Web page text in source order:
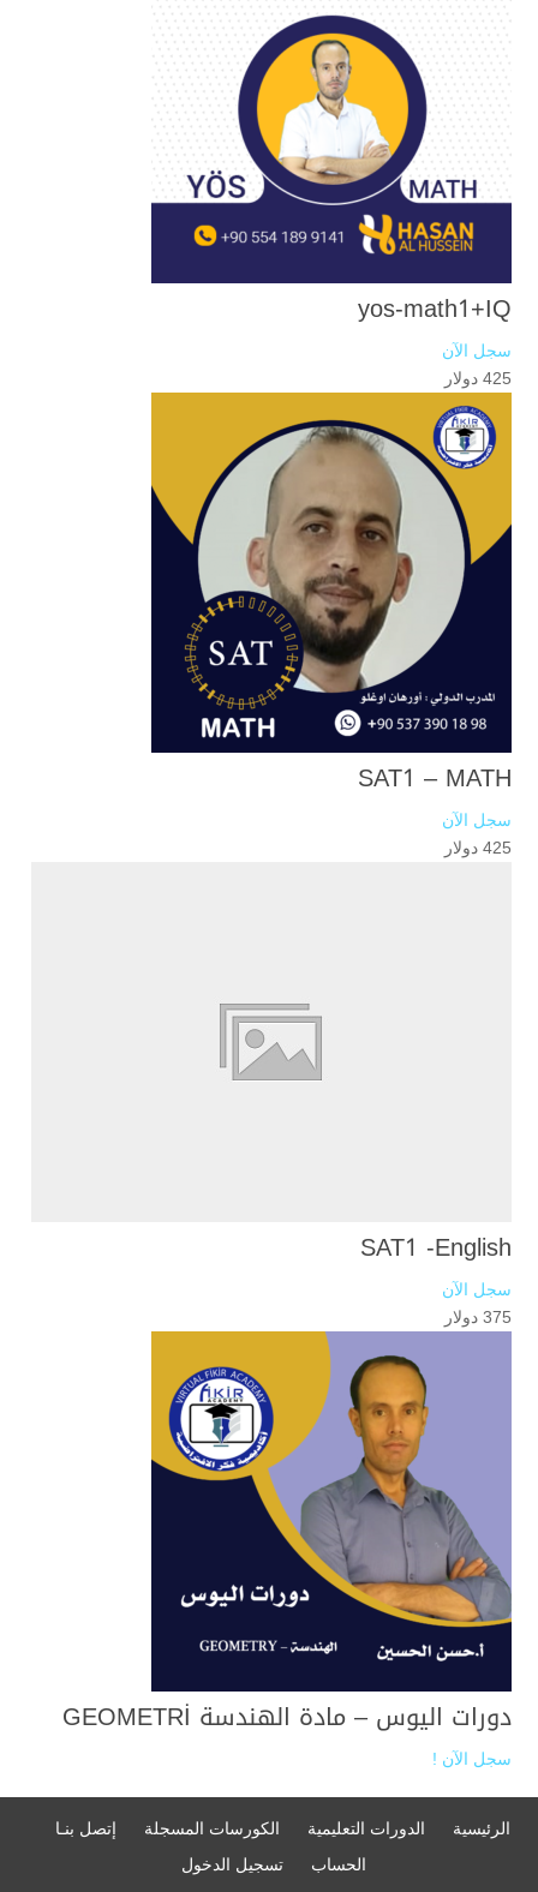
yos-math1+IQ
سجل الآن
425 دولار
SAT1 – MATH
سجل الآن
425 دولار
SAT1 -English
سجل الآن
375 دولار
دورات اليوس – مادة الهندسة GEOMETRİ
سجل الآن !
الرئيسية الدورات التعليمية الكورسات المسجلة
إتصل بنـا
الحساب
تسجيل الدخول